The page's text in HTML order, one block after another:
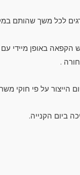
לכל משך שהותם
הקפאה באופן
.
ביום הקנייה.